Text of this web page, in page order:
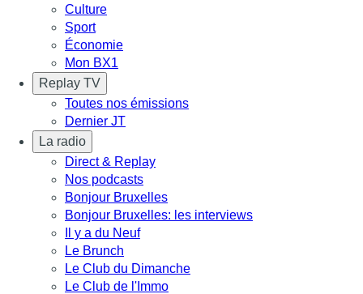
Culture
Sport
Économie
Mon BX1
Replay TV
Toutes nos émissions
Dernier JT
La radio
Direct & Replay
Nos podcasts
Bonjour Bruxelles
Bonjour Bruxelles: les interviews
Il y a du Neuf
Le Brunch
Le Club du Dimanche
Le Club de l'Immo